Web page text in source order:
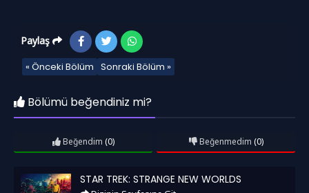
Paylaş
« Önceki Bölüm Sonraki Bölüm »
Bölümü beğendiniz mi?
Beğendim (0) Beğenmedim (0)
Star Trek: Strange New WorldsSTAR TREK: STRANGE NEW WORLDS